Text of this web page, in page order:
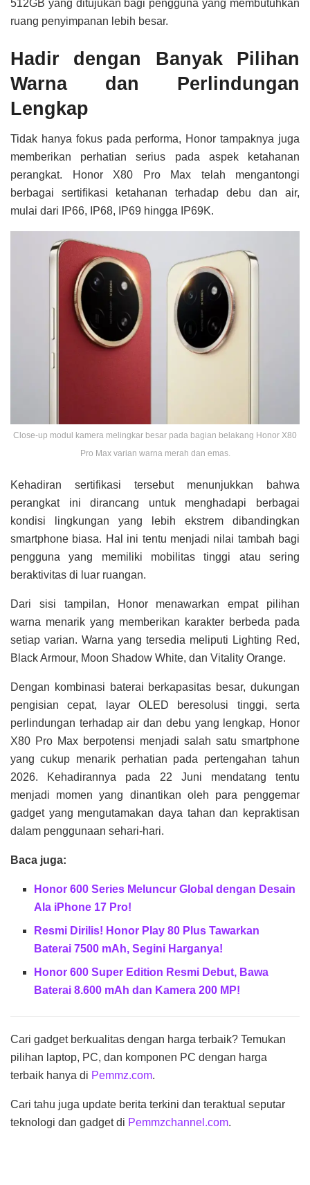
512GB yang ditujukan bagi pengguna yang membutuhkan
ruang penyimpanan lebih besar.
Hadir dengan Banyak Pilihan
Warna dan Perlindungan
Lengkap
Tidak hanya fokus pada performa, Honor tampaknya juga
memberikan perhatian serius pada aspek ketahanan
perangkat. Honor X80 Pro Max telah mengantongi
berbagai sertifikasi ketahanan terhadap debu dan air,
mulai dari IP66, IP68, IP69 hingga IP69K.
Close-up modul kamera melingkar besar pada bagian belakang Honor X80
Pro Max varian warna merah dan emas.
Kehadiran sertifikasi tersebut menunjukkan bahwa
perangkat ini dirancang untuk menghadapi berbagai
kondisi lingkungan yang lebih ekstrem dibandingkan
smartphone biasa. Hal ini tentu menjadi nilai tambah bagi
pengguna yang memiliki mobilitas tinggi atau sering
beraktivitas di luar ruangan.
Dari sisi tampilan, Honor menawarkan empat pilihan
warna menarik yang memberikan karakter berbeda pada
setiap varian. Warna yang tersedia meliputi Lighting Red,
Black Armour, Moon Shadow White, dan Vitality Orange.
Dengan kombinasi baterai berkapasitas besar, dukungan
pengisian cepat, layar OLED beresolusi tinggi, serta
perlindungan terhadap air dan debu yang lengkap, Honor
X80 Pro Max berpotensi menjadi salah satu smartphone
yang cukup menarik perhatian pada pertengahan tahun
2026. Kehadirannya pada 22 Juni mendatang tentu
menjadi momen yang dinantikan oleh para penggemar
gadget yang mengutamakan daya tahan dan kepraktisan
dalam penggunaan sehari-hari.
Baca juga:
Honor 600 Series Meluncur Global dengan Desain
Ala iPhone 17 Pro!
Resmi Dirilis! Honor Play 80 Plus Tawarkan
Baterai 7500 mAh, Segini Harganya!
Honor 600 Super Edition Resmi Debut, Bawa
Baterai 8.600 mAh dan Kamera 200 MP!
Cari gadget berkualitas dengan harga terbaik? Temukan
pilihan laptop, PC, dan komponen PC dengan harga
terbaik hanya di Pemmz.com.
Cari tahu juga update berita terkini dan teraktual seputar
teknologi dan gadget di Pemmzchannel.com.